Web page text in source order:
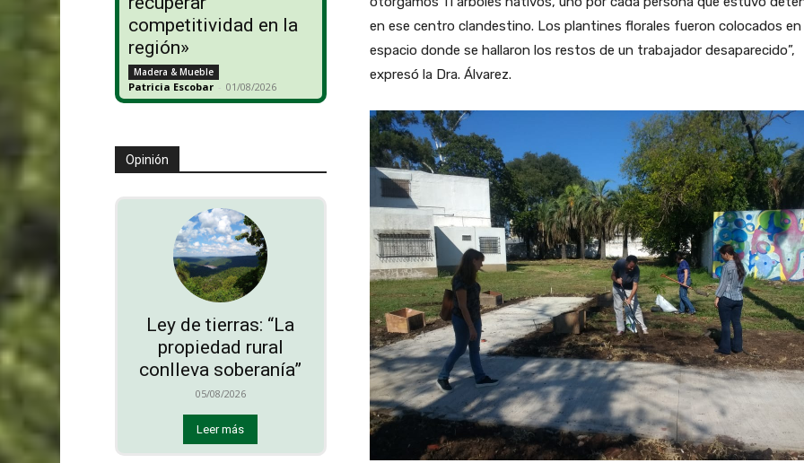
competitividad en la
región»
Madera & Mueble
Patricia Escobar - 01/08/2026
Opinión
Ley de tierras: “La
propiedad rural
conlleva soberanía”
05/08/2026
Leer más
en ese centro clandestino. Los plantines florales fueron colocados en
espacio donde se hallaron los restos de un trabajador desaparecido”,
expresó la Dra. Álvarez.